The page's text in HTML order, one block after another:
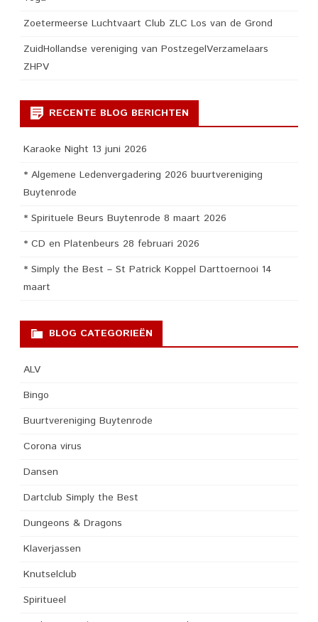
Zoetermeerse Luchtvaart Club ZLC Los van de Grond
ZuidHollandse vereniging van PostzegelVerzamelaars
ZHPV
RECENTE BLOG BERICHTEN
Karaoke Night 13 juni 2026
* Algemene Ledenvergadering 2026 buurtvereniging
Buytenrode
* Spirituele Beurs Buytenrode 8 maart 2026
* CD en Platenbeurs 28 februari 2026
* Simply the Best – St Patrick Koppel Darttoernooi 14
maart
BLOG CATEGORIEËN
ALV
Bingo
Buurtvereniging Buytenrode
Corona virus
Dansen
Dartclub Simply the Best
Dungeons & Dragons
Klaverjassen
Knutselclub
Spiritueel